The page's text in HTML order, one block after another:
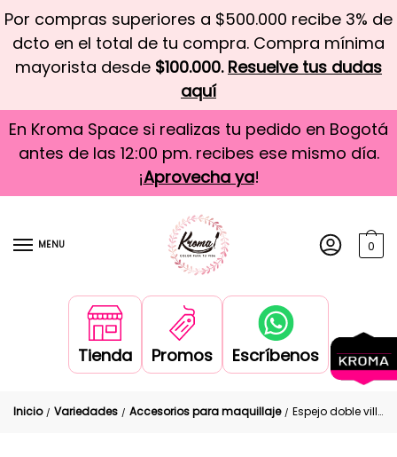
Por compras superiores a $500.000 recibe 3% de
dcto en el total de tu compra. Compra mínima
mayorista desde $100.000. Resuelve tus dudas
aquí
En Kroma Space si realizas tu pedido en Bogotá
antes de las 12:00 pm. recibes ese mismo día.
¡Aprovecha ya!
MENU 0
Tienda Promos Escríbenos
Inicio / Variedades / Accesorios para maquillaje / Espejo doble villanas de lujo trendy